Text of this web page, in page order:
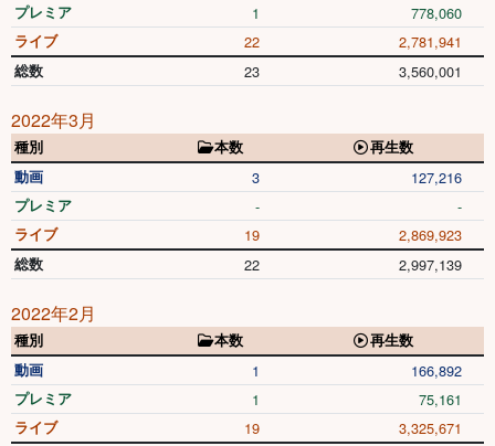
プレミア 1 778,060
ライブ 22 2,781,941
総数 23 3,560,001
2022年3月
種別 本数
再生数
動画
3 127,216
プレミア - -
ライブ 19 2,869,923
総数 22 2,997,139
2022年2月
種別 本数
再生数
動画
1 166,892
プレミア 1 75,161
ライブ 19 3,325,671